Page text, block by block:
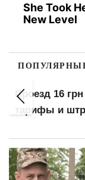
She Took
New Level
Проезд 16
тарифы и